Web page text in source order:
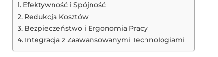
Efektywność i Spójność
Redukcja Kosztów
Bezpieczeństwo i Ergonomia Pracy
Integracja z Zaawansowanymi Technologiami